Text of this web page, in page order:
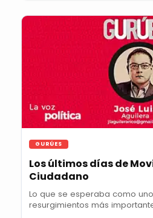
GURÚES
Los últimos días de
Ciudadano
Lo que se esperaba como
resurgimientos más